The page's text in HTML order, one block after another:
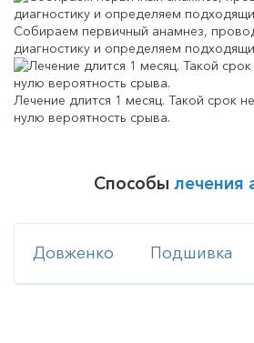
Собираем первичный анамнез,
диагностику и определяем
Лечение длится 1 месяц. Такой срок
нулю вероятность срыва.
Способы лечения
Довженко Подшивка